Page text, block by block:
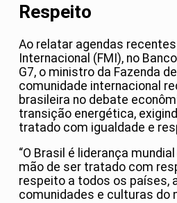
Respeito
Ao relatar agendas
Internacional (FMI), no
G7, o ministro da Fazenda
comunidade internacional
brasileira no debate
transição energética,
tratado com igualdade e
“O Brasil é liderança
mão de ser tratado com
respeito a todos os países,
comunidades e culturas do